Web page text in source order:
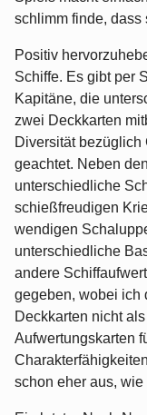
schlimm finde, dass
Positiv
Schiffe. Es gibt per
Kapitäne, die
zwei Deckkarten
Diversität bezüglich
geachtet. Neben
unterschiedliche
schießfreudigen
wendigen
unterschiedliche
andere
gegeben, wobei ich
Deckkarten nicht
Aufwertungskarten
schon eher aus, wie